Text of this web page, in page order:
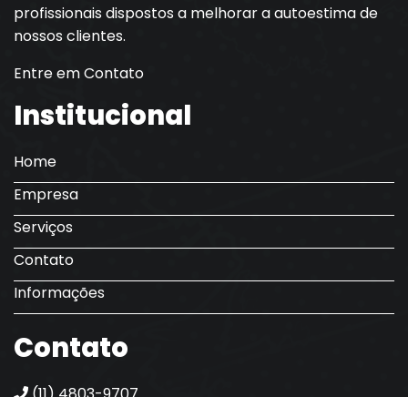
profissionais dispostos a melhorar a autoestima de
nossos clientes.
Entre em Contato
Institucional
Home
Empresa
Serviços
Contato
Informações
Contato